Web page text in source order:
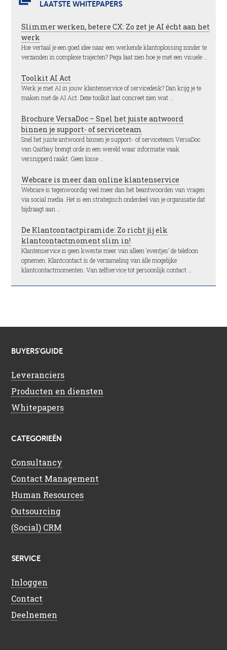
LAATSTE WHITEPAPERS
Slimmer werken, betere CX: Zo zet je AI écht aan het
werk
Hoe vertaal je een goed idee naar een werkende klantoplossing zonder te
verzanden in complexe trajecten? Pega laat zien hoe je met een visuele …
Toolkit AI Act
Werk je met AI in jouw klantenservice of servicedesk? Dan krijg je te
maken met de AI Act. Deze toolkit laat concreet zien wat …
Brochure VersaDoc – Snel het juiste antwoord
binnen je support- of serviceteam
Snel het juiste antwoord binnen je support- of serviceteam VersaDoc
van Qaitbay brengt orde in een wereld waar informatie vaak
versnipperd raakt. Geen losse …
Webcare is meer dan online klantenservice
Webcare is tegenwoordig veel meer dan het beantwoorden van vragen
via social media. Het is een strategisch onderdeel van je organisatie dat
bijdraagt aan …
De Klantcontactpiramide: Zo richt jij elk
klantcontactmoment slim in!
Klantenservice is geen kwestie meer van alleen ‘eventjes’ de telefoon
opnemen. Klantcontact is de verzameling van álle mogelijke
klantcontactmomenten. Van zelfservice tot persoonlijk contact …
BUYERS’GUIDE
Leveranciers
Producten en diensten
Whitepapers
CATEGORIEËN
Consultancy
Contact Management
Human Resources
Outsourcing
(Social) CRM
SERVICE
Inloggen
Contact
Deelnemen